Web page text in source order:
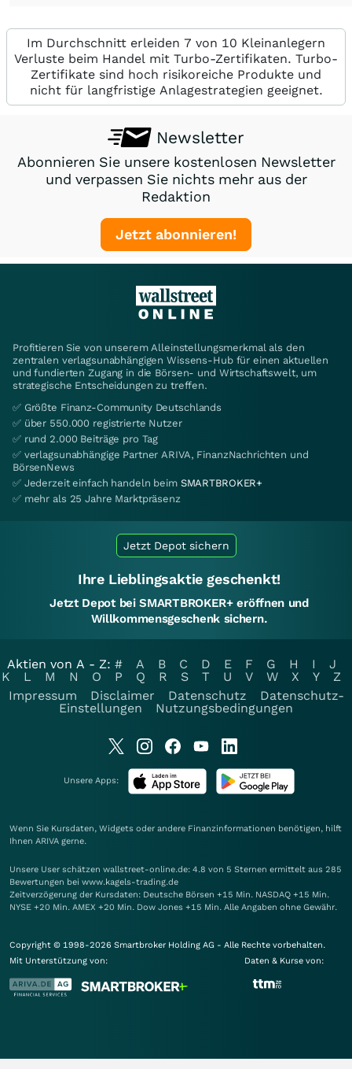
Im Durchschnitt erleiden 7 von 10 Kleinanlegern
Verluste beim Handel mit Turbo-Zertifikaten. Turbo-
Zertifikate sind hoch risikoreiche Produkte und
nicht für langfristige Anlagestrategien geeignet.
Newsletter
Abonnieren Sie unsere kostenlosen Newsletter
und verpassen Sie nichts mehr aus der
Redaktion
Jetzt abonnieren!
Profitieren Sie von unserem Alleinstellungsmerkmal als den
zentralen verlagsunabhängigen Wissens-Hub für einen aktuellen
und fundierten Zugang in die Börsen- und Wirtschaftswelt, um
strategische Entscheidungen zu treffen.
✅ Größte Finanz-Community Deutschlands
✅ über 550.000 registrierte Nutzer
✅ rund 2.000 Beiträge pro Tag
✅ verlagsunabhängige Partner ARIVA, FinanzNachrichten und
BörsenNews
✅ Jederzeit einfach handeln beim SMARTBROKER+
✅ mehr als 25 Jahre Marktpräsenz
Jetzt Depot sichern
Ihre Lieblingsaktie geschenkt!
Jetzt Depot bei SMARTBROKER+ eröffnen und
Willkommensgeschenk sichern.
Aktien von A - Z: # A B C D E F G H I
J
K
L M N O P Q R S T U V W X Y
Z
Impressum
Disclaimer Datenschutz
Datenschutz-
Einstellungen
Nutzungsbedingungen
Unsere Apps:
Wenn Sie Kursdaten, Widgets oder andere Finanzinformationen benötigen, hilft
Ihnen ARIVA gerne.
Unsere User schätzen wallstreet-online.de: 4.8 von 5 Sternen ermittelt aus 285
Bewertungen bei www.kagels-trading.de
Zeitverzögerung der Kursdaten: Deutsche Börsen +15 Min. NASDAQ +15 Min.
NYSE +20 Min. AMEX +20 Min. Dow Jones +15 Min. Alle Angaben ohne Gewähr.
Copyright © 1998-2026 Smartbroker Holding AG - Alle Rechte vorbehalten.
Mit Unterstützung von:
Daten & Kurse von: